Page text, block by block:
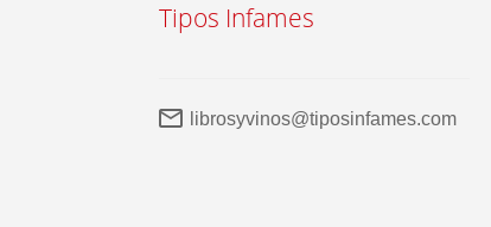
Tipos Infames
librosyvinos@tiposinfames.com